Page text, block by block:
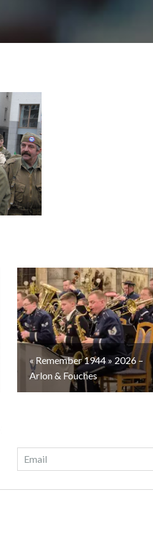
« Remember 1944 » 2026 –
Arlon & Fouches